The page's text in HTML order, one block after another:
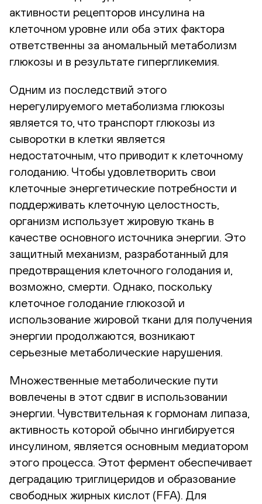
активности рецепторов инсулина на
клеточном уровне или оба этих фактора
ответственны за аномальный метаболизм
глюкозы и в результате гипергликемия.
Одним из последствий этого
нерегулируемого метаболизма глюкозы
является то, что транспорт глюкозы из
сыворотки в клетки является
недостаточным, что приводит к клеточному
голоданию. Чтобы удовлетворить свои
клеточные энергетические потребности и
поддерживать клеточную целостность,
организм использует жировую ткань в
качестве основного источника энергии. Это
защитный механизм, разработанный для
предотвращения клеточного голодания и,
возможно, смерти. Однако, поскольку
клеточное голодание глюкозой и
использование жировой ткани для получения
энергии продолжаются, возникают
серьезные метаболические нарушения.
Множественные метаболические пути
вовлечены в этот сдвиг в использовании
энергии. Чувствительная к гормонам липаза,
активность которой обычно ингибируется
инсулином, является основным медиатором
этого процесса. Этот фермент обеспечивает
деградацию триглицеридов и образование
свободных жирных кислот (FFA). Для